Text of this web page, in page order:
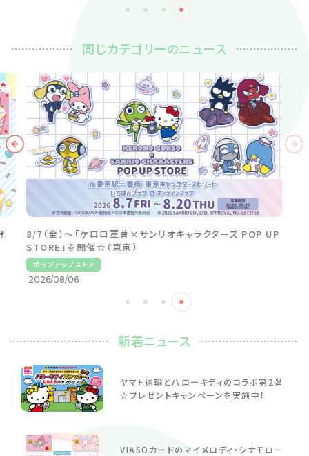
同じカテゴリーのニュース
8/7（金）～「ケロロ軍曹×サンリオキャラクターズ POP UP
STORE」を開催☆（東京）
ポップアップストア
2026/08/06
新着ニュース
ヤマト運輸とハローキティのコラボ第2弾
☆プレゼントキャンペーンを実施中！
VIASOカードのマイメロディ・シナモロー